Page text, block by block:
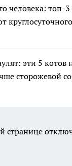
человека: топ-
эти 5 котов
сторожевой
странице